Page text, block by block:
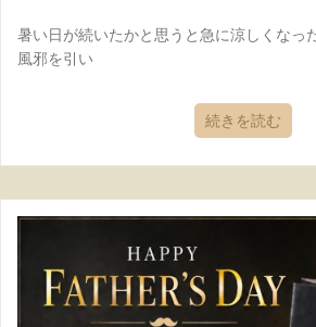
暑い日が続いたかと思うと急に涼しくなっ
風邪を引い
続きを読む